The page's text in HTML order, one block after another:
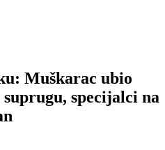
Muškarac ubio
specijalci na